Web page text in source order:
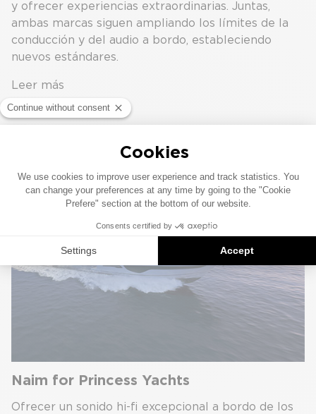
y ofrecer experiencias extraordinarias. Juntas,
ambas marcas siguen ampliando los límites de la
conducción y del audio a bordo, estableciendo
nuevos estándares.
Leer más
Naim for Princess Yachts
Ofrecer un sonido hi-fi excepcional a bordo de los